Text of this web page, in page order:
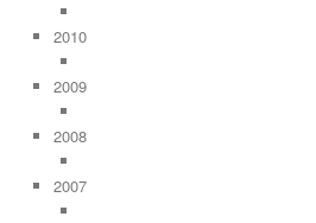
2010
2009
2008
2007